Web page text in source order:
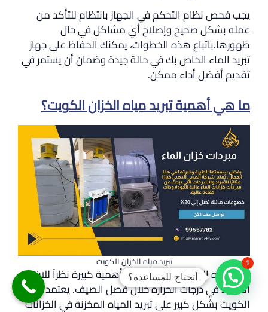
يجب فحص نظام التحكم في الجهاز بانتظام للتأكد من
عمله بشكل صحيح وإصلاح أي مشاكل في حال
ظهورها.باتباع هذه الخطوات، يمكنك الحفاظ على جهاز
تبريد الماء الخاص بك في حالة جيدة وضمان أن يستمر في
تقديم أفضل أداء ممكن.
ما هي أهمية تبريد مياه الخزان الكويت؟
تبريد مياه الخزان الكويت
تبريد مياه الخزان في الكويت له أهمية كبيرة نظراً للارتفاع
الشديد في درجات الحرارة خلال فصل الصيف. يعتمد سكان
الكويت بشكل كبير على تبريد المياه المخزنة في الخزانات
أتحتاج للمساعدة؟
1